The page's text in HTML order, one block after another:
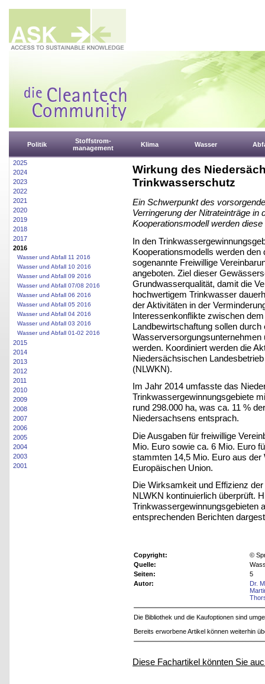
Politik
Stoffstrom-
management
Klima Wasser
2025
2024
2023
2022
2021
2020
2019
2018
2017
2016
Wasser und Abfall 11 2016
Wasser und Abfall 10 2016
Wasser und Abfall 09 2016
Wasser und Abfall 07/08 2016
Wasser und Abfall 06 2016
Wasser und Abfall 05 2016
Wasser und Abfall 04 2016
Wasser und Abfall 03 2016
Wasser und Abfall 01-02 2016
2015
2014
2013
2012
2011
2010
2009
2008
2007
2006
2005
2004
2003
2001
Wirkung des
Trinkwasserschutz
Ein Schwerpunkt des
Verringerung der Nitrateinträge
Kooperationsmodell werden
In den
Kooperationsmodells werden
sogenannte Freiwillige
angeboten. Ziel dieser
Grundwasserqualität, damit die
hochwertigem Trinkwasser
der Aktivitäten in der
Interessenkonflikte zwischen
Landbewirtschaftung sollen
werden. Koordiniert werden die
Niedersächsischen
(NLWKN).
Im Jahr 2014 umfasste das
Trinkwassergewinnungsgebiete
rund 298.000 ha, was ca. 11 %
Niedersachsens entsprach.
Die Ausgaben für freiwillige
Mio. Euro sowie ca. 6 Mio. Euro
stammten 14,5 Mio. Euro aus
Europäischen Union.
Die Wirksamkeit und Effizienz
NLWKN kontinuierlich überprüft.
Trinkwassergewinnungsgebieten
entsprechenden Berichten
Copyright:
©
Quelle:
Seiten:
5
Autor:
Dr.
Die Bibliothek und die Kaufoptionen sind
Bereits erworbene Artikel können weiterhin
Diese Fachartikel könnten Sie